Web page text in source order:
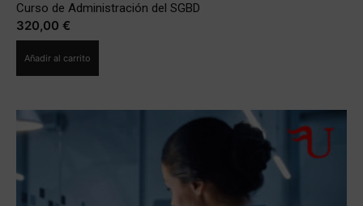
Curso de Administración del SGBD
320,00 €
Añadir al carrito